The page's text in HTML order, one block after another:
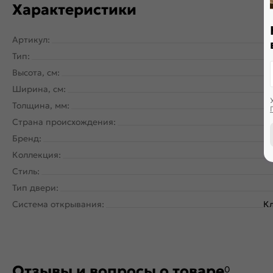
Характеристики
Артикул:
Тип:
Высота, см:
Ширина, см:
Толщина, мм:
Страна происхождения:
Бренд:
Коллекция:
Стиль:
Тип двери:
Система открывания:
0